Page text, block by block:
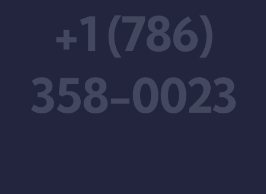
+1 (786)
358-0023